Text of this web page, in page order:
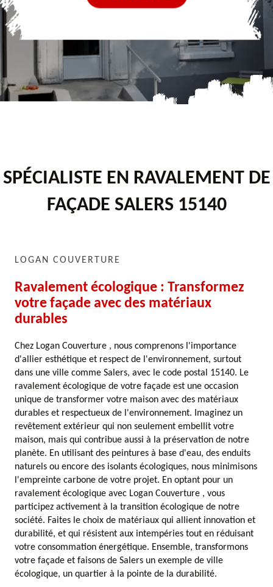
SPÉCIALISTE EN RAVALEMENT DE
FAÇADE SALERS 15140
LOGAN COUVERTURE
Ravalement écologique : Transformez
votre façade avec des matériaux
durables
Chez Logan Couverture , nous comprenons l'importance
d'allier esthétique et respect de l'environnement, surtout
dans une ville comme Salers, avec le code postal 15140. Le
ravalement écologique de votre façade est une occasion
unique de transformer votre maison avec des matériaux
durables et respectueux de l'environnement. Imaginez un
revêtement extérieur qui non seulement embellit votre
maison, mais qui contribue aussi à la préservation de notre
planète. En utilisant des peintures à base d'eau, des enduits
naturels ou encore des isolants écologiques, nous minimisons
l'empreinte carbone de votre projet. En optant pour un
ravalement écologique avec Logan Couverture , vous
participez activement à la transition écologique de notre
société. Faites le choix de matériaux qui allient innovation et
durabilité, et qui résistent aux intempéries tout en réduisant
votre consommation énergétique. Ensemble, transformons
votre façade et faisons de Salers un exemple de ville
écologique, un quartier à la pointe de la durabilité.